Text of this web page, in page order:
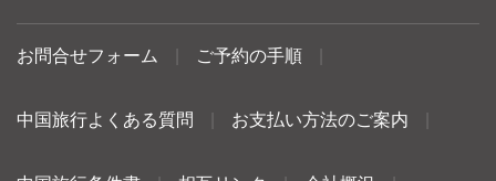
お問合せフォーム ご予約の手順
中国旅行よくある質問 お支払い方法のご案内